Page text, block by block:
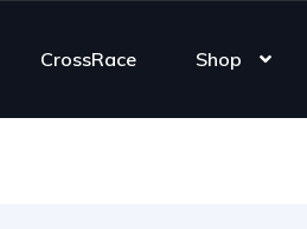
CrossRace Shop